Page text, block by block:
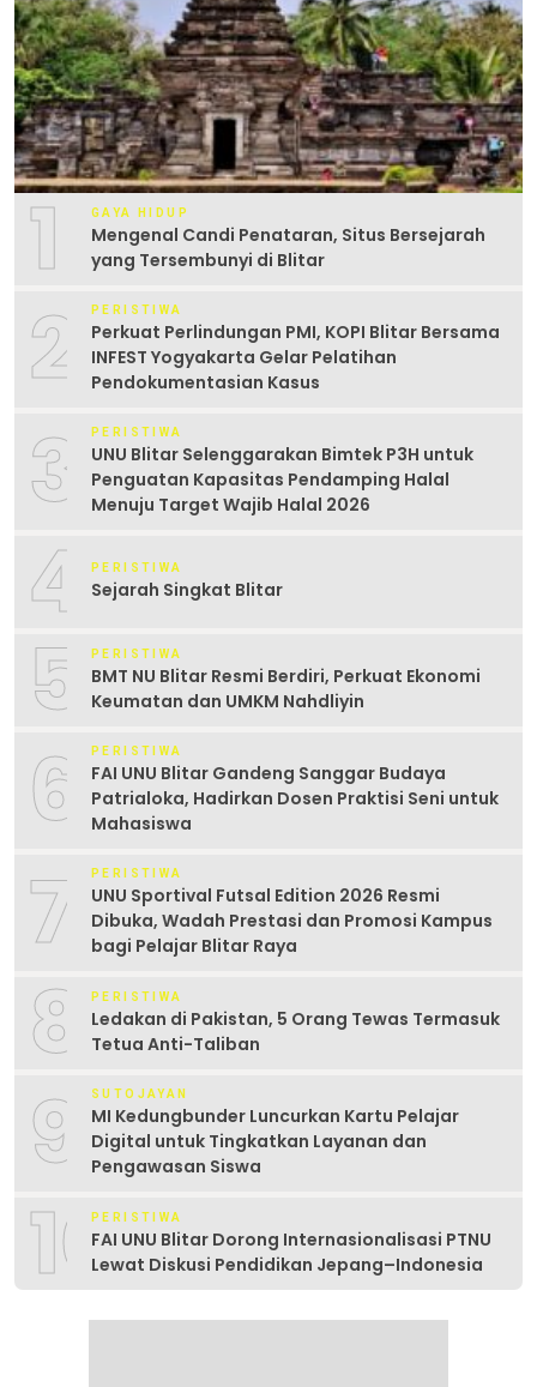
1 GAYA HIDUP
Mengenal Candi Penataran, Situs Bersejarah
yang Tersembunyi di Blitar
2 PERISTIWA
Perkuat Perlindungan PMI, KOPI Blitar Bersama
INFEST Yogyakarta Gelar Pelatihan
Pendokumentasian Kasus
3 PERISTIWA
UNU Blitar Selenggarakan Bimtek P3H untuk
Penguatan Kapasitas Pendamping Halal
Menuju Target Wajib Halal 2026
4 PERISTIWA
Sejarah Singkat Blitar
5 PERISTIWA
BMT NU Blitar Resmi Berdiri, Perkuat Ekonomi
Keumatan dan UMKM Nahdliyin
6 PERISTIWA
FAI UNU Blitar Gandeng Sanggar Budaya
Patrialoka, Hadirkan Dosen Praktisi Seni untuk
Mahasiswa
7 PERISTIWA
UNU Sportival Futsal Edition 2026 Resmi
Dibuka, Wadah Prestasi dan Promosi Kampus
bagi Pelajar Blitar Raya
8 PERISTIWA
Ledakan di Pakistan, 5 Orang Tewas Termasuk
Tetua Anti-Taliban
9 SUTOJAYAN
MI Kedungbunder Luncurkan Kartu Pelajar
Digital untuk Tingkatkan Layanan dan
Pengawasan Siswa
10PERISTIWA
FAI UNU Blitar Dorong Internasionalisasi PTNU
Lewat Diskusi Pendidikan Jepang–Indonesia